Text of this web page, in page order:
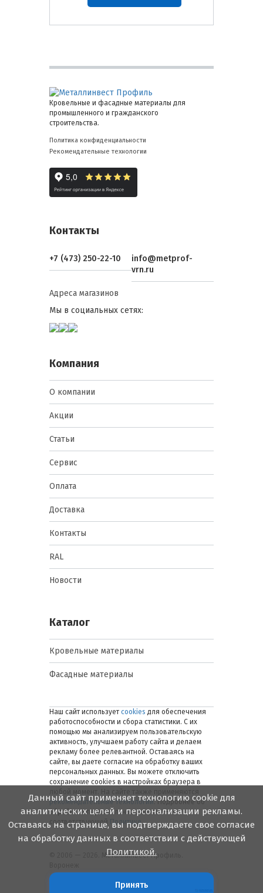
Кровельные и фасадные материалы для
промышленного и гражданского
строительства.
Политика конфиденциальности
Рекомендательные технологии
Контакты
+7 (473) 250-22-10
info@metprof-
vrn.ru
Адреса магазинов
Мы в социальных сетях:
Компания
О компании
Акции
Статьи
Сервис
Оплата
Доставка
Контакты
RAL
Новости
Каталог
Кровельные материалы
Фасадные материалы
Наш сайт использует cookies для обеспечения
работоспособности и сбора статистики. С их
помощью мы анализируем пользовательскую
активность, улучшаем работу сайта и делаем
рекламу более релевантной. Оставаясь на
сайте, вы даете согласие на обработку ваших
персональных данных. Вы можете отключить
сохранение cookies в настройках браузера в
рекомендательные технологии. Подробнее об
обработке персональных данных — в
соответствующей
Политике.
© 2006 — 2026. Металлинвест Профиль.
Данный сайт применяет технологию cookie для
аналитических целей и персонализации рекламы.
Оставаясь на странице, вы подтверждаете свое согласие
на обработку данных в соответствии с действующей
Политикой.
Принять